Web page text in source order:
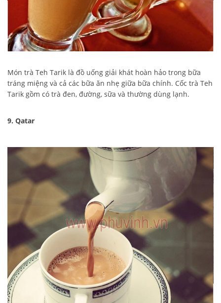
Món trà Teh Tarik là đồ uống giải khát hoàn hảo trong bữa
tráng miệng và cả các bữa ăn nhẹ giữa bữa chính. Cốc trà Teh
Tarik gồm có trà đen, đường, sữa và thường dùng lạnh.
9. Qatar